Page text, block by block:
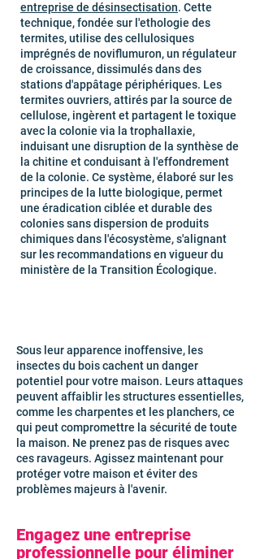
entreprise de désinsectisation. Cette
technique, fondée sur l'ethologie des
termites, utilise des cellulosiques
imprégnés de noviflumuron, un régulateur
de croissance, dissimulés dans des
stations d'appâtage périphériques. Les
termites ouvriers, attirés par la source de
cellulose, ingèrent et partagent le toxique
avec la colonie via la trophallaxie,
induisant une disruption de la synthèse de
la chitine et conduisant à l'effondrement
de la colonie. Ce système, élaboré sur les
principes de la lutte biologique, permet
une éradication ciblée et durable des
colonies sans dispersion de produits
chimiques dans l'écosystème, s'alignant
sur les recommandations en vigueur du
ministère de la Transition Écologique.
Sous leur apparence inoffensive, les
insectes du bois cachent un danger
potentiel pour votre maison. Leurs attaques
peuvent affaiblir les structures essentielles,
comme les charpentes et les planchers, ce
qui peut compromettre la sécurité de toute
la maison. Ne prenez pas de risques avec
ces ravageurs. Agissez maintenant pour
protéger votre maison et éviter des
problèmes majeurs à l'avenir.
Engagez une entreprise
professionnelle pour éliminer